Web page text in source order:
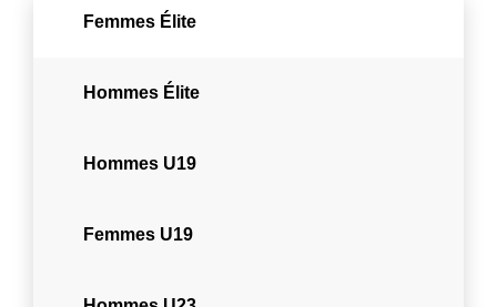
Femmes Élite
Hommes Élite
Hommes U19
Femmes U19